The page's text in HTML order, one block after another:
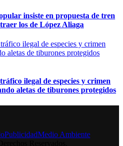
insiste en propuesta de tren
los de López Aliaga
ilegal de especies y crimen
aletas de tiburones protegidos
PublicidadMedio Ambiente